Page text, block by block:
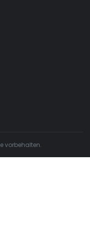
vorbehalten.